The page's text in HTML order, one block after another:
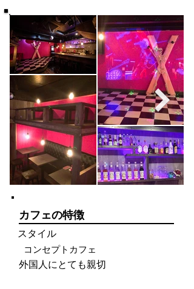
カフェの特徴
スタイル
外国人にとても親切
コンセプトカフェ